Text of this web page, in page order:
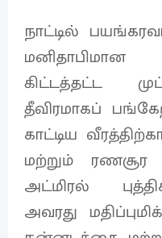
நாட்டில்
கிட்டத்தட்ட
தீவிரமாகப்
காட்டிய
மற்றும்
அட்மிரல்
அவரது